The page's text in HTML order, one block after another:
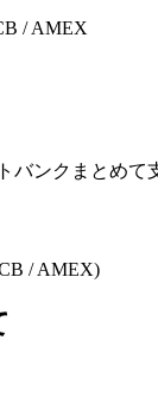
/ AMEX
バンクまとめて
/ AMEX)